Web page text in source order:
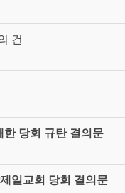
건
한 당회 규탄 결의문
일교회 당회 결의문